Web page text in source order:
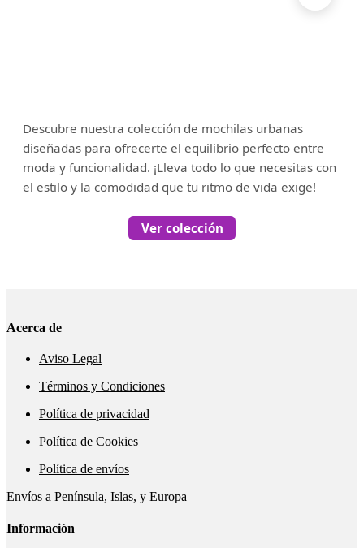
Descubre nuestra colección de mochilas urbanas
diseñadas para ofrecerte el equilibrio perfecto entre
moda y funcionalidad. ¡Lleva todo lo que necesitas con
el estilo y la comodidad que tu ritmo de vida exige!
Ver colección
Acerca de
Aviso Legal
Términos y Condiciones
Política de privacidad
Política de Cookies
Política de envíos
Envíos a Península, Islas, y Europa
Información